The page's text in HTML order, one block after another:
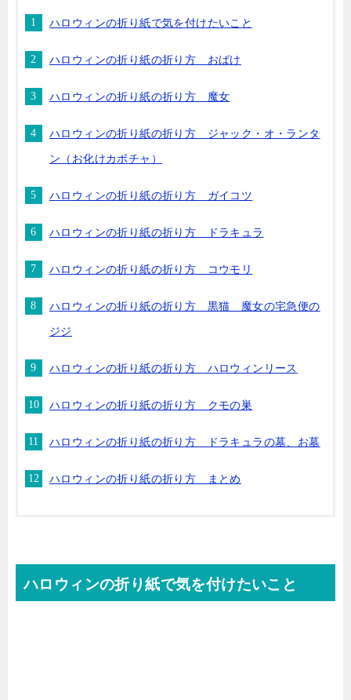
ハロウィンの折り紙で気を付けたいこと
ハロウィンの折り紙の折り方 おばけ
ハロウィンの折り紙の折り方 魔女
ハロウィンの折り紙の折り方 ジャック・オ・ランタ
ン（お化けカボチャ）
ハロウィンの折り紙の折り方 ガイコツ
ハロウィンの折り紙の折り方 ドラキュラ
ハロウィンの折り紙の折り方 コウモリ
ハロウィンの折り紙の折り方 黒猫 魔女の宅急便の
ジジ
ハロウィンの折り紙の折り方 ハロウィンリース
ハロウィンの折り紙の折り方 クモの巣
ハロウィンの折り紙の折り方 ドラキュラの墓、お墓
ハロウィンの折り紙の折り方 まとめ
ハロウィンの折り紙で気を付けたいこと